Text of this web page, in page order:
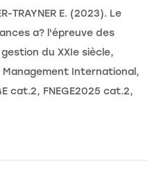
TRAYNER E. (2023). Le
a? l'épreuve des
du XXIe siècle,
International,
cat.2, FNEGE2025 cat.2,